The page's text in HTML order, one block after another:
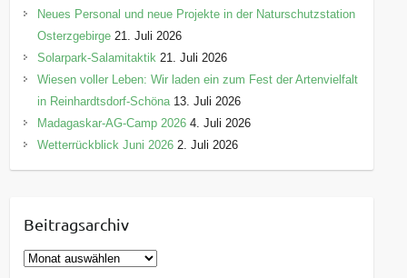
Neues Personal und neue Projekte in der Naturschutzstation
Osterzgebirge 21. Juli 2026
Solarpark-Salamitaktik 21. Juli 2026
Wiesen voller Leben: Wir laden ein zum Fest der Artenvielfalt
in Reinhardtsdorf-Schöna 13. Juli 2026
Madagaskar-AG-Camp 2026 4. Juli 2026
Wetterrückblick Juni 2026 2. Juli 2026
Beitragsarchiv
B